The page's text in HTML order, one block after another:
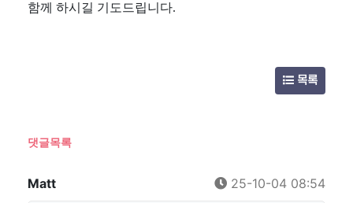
함께 하시길 기도드립니다.
목록
댓글목록
Matt 25-10-04 08:54